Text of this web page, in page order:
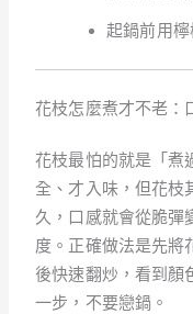
起鍋前用
花枝怎麼煮才不老：
花枝最怕的就是「煮
全、才入味，但花枝
久，口感就會從脆彈
度。正確做法是先將
後快速翻炒，看到顏
一步，不要戀鍋。